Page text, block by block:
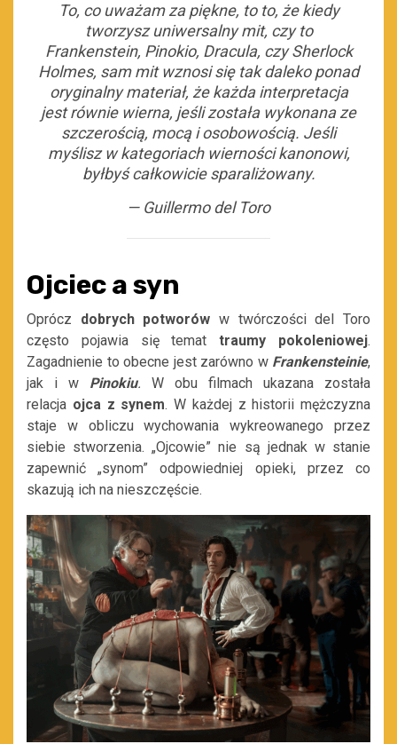
To, co uważam za piękne, to to, że kiedy
tworzysz uniwersalny mit, czy to
Frankenstein, Pinokio, Dracula, czy Sherlock
Holmes, sam mit wznosi się tak daleko ponad
oryginalny materiał, że każda interpretacja
jest równie wierna, jeśli została wykonana ze
szczerością, mocą i osobowością. Jeśli
myślisz w kategoriach wierności kanonowi,
byłbyś całkowicie sparaliżowany.
— Guillermo del Toro
Ojciec a syn
Oprócz dobrych potworów w twórczości del Toro
często pojawia się temattraumy pokoleniowej.
Zagadnienie to obecne jest zarówno w Frankensteinie,
jak i w Pinokiu. W obu filmach ukazana została
relacja ojca z synem. W każdej z historii mężczyzna
staje w obliczu wychowania wykreowanego przez
siebie stworzenia. „Ojcowie” nie są jednak w stanie
zapewnić „synom” odpowiedniej opieki, przez co
skazują ich na nieszczęście.